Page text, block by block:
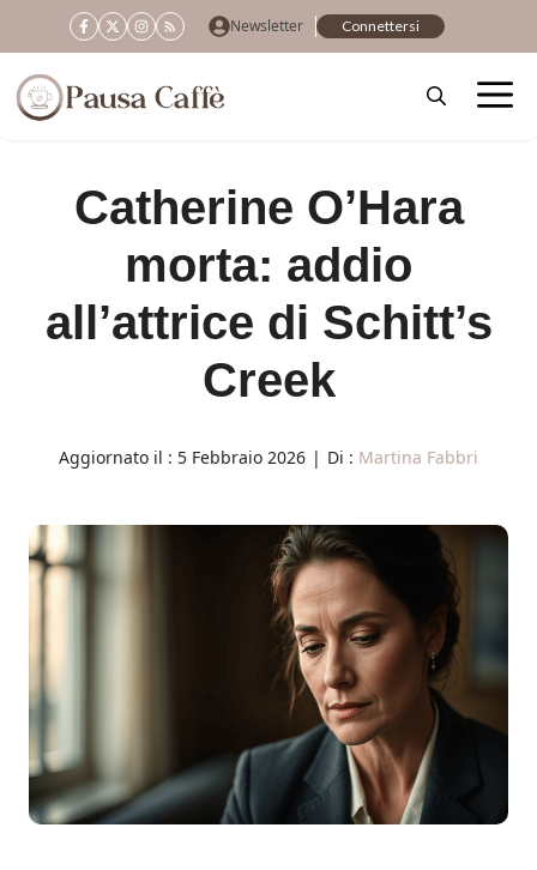
al
contenuto
Newsletter Connettersi
Catherine O’Hara
morta: addio
all’attrice di Schitt’s
Creek
Aggiornato il : 5 Febbraio 2026 | Di : Martina Fabbri